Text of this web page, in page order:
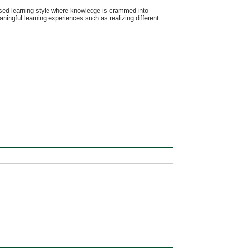
learning style where knowledge is crammed into
learning experiences such as realizing different